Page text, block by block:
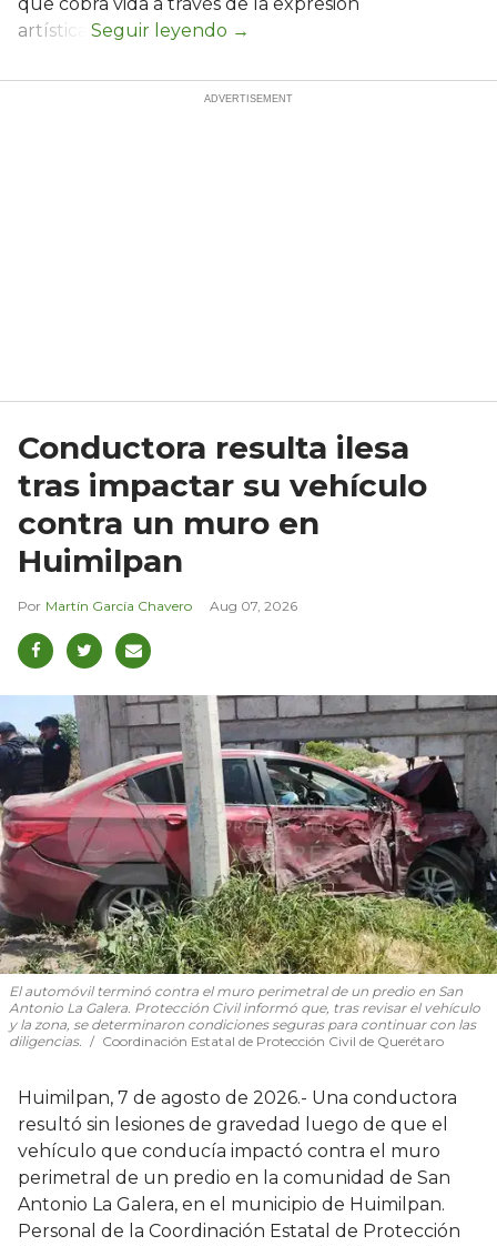
artística.
Conductora resulta ilesa
tras impactar su vehículo
contra un muro en
Huimilpan
Martín García Chavero Aug 07, 2026
El automóvil terminó contra el muro perimetral de un predio en San
Antonio La Galera. Protección Civil informó que, tras revisar el vehículo
y la zona, se determinaron condiciones seguras para continuar con las
diligencias.
Coordinación Estatal de Protección Civil de Querétaro
Huimilpan, 7 de agosto de 2026.- Una conductora
resultó sin lesiones de gravedad luego de que el
vehículo que conducía impactó contra el muro
perimetral de un predio en la comunidad de San
Antonio La Galera, en el municipio de Huimilpan.
Personal de la Coordinación Estatal de Protección